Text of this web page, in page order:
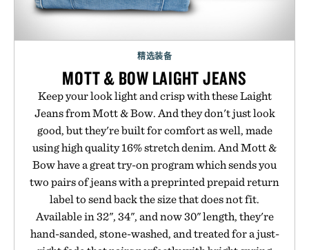
精选装备
MOTT & BOW LAIGHT JEANS
Keep your look light and crisp with these Laight
Jeans from Mott & Bow. And they don't just look
good, but they're built for comfort as well, made
using high quality 16% stretch denim. And Mott &
Bow have a great try-on program which sends you
two pairs of jeans with a preprinted prepaid return
label to send back the size that does not fit.
Available in 32", 34", and now 30" length, they're
hand-sanded, stone-washed, and treated for a just-